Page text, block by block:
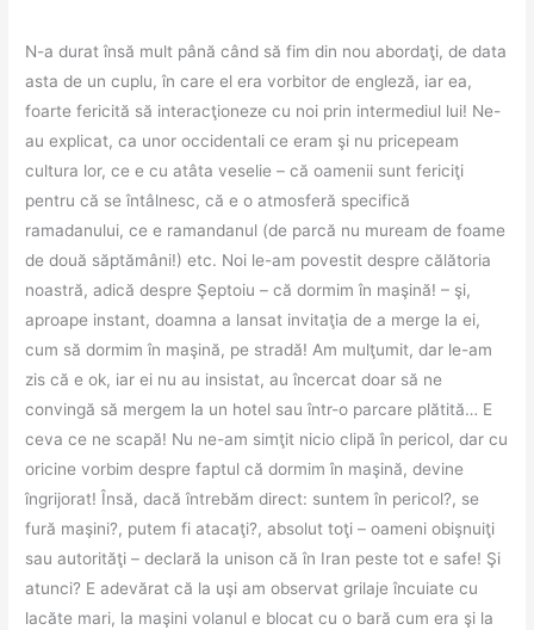
N-a durat însă mult până când să fim din nou abordaţi, de data
asta de un cuplu, în care el era vorbitor de engleză, iar ea,
foarte fericită să interacţioneze cu noi prin intermediul lui! Ne-
au explicat, ca unor occidentali ce eram şi nu pricepeam
cultura lor, ce e cu atâta veselie – că oamenii sunt fericiţi
pentru că se întâlnesc, că e o atmosferă specifică
ramadanului, ce e ramandanul (de parcă nu muream de foame
de două săptămâni!) etc. Noi le-am povestit despre călătoria
noastră, adică despre Şeptoiu – că dormim în maşină! – şi,
aproape instant, doamna a lansat invitaţia de a merge la ei,
cum să dormim în maşină, pe stradă! Am mulţumit, dar le-am
zis că e ok, iar ei nu au insistat, au încercat doar să ne
convingă să mergem la un hotel sau într-o parcare plătită… E
ceva ce ne scapă! Nu ne-am simţit nicio clipă în pericol, dar cu
oricine vorbim despre faptul că dormim în maşină, devine
îngrijorat! Însă, dacă întrebăm direct: suntem în pericol?, se
fură maşini?, putem fi atacaţi?, absolut toţi – oameni obişnuiţi
sau autorităţi – declară la unison că în Iran peste tot e safe! Şi
atunci? E adevărat că la uşi am observat grilaje încuiate cu
lacăte mari, la maşini volanul e blocat cu o bară cum era şi la